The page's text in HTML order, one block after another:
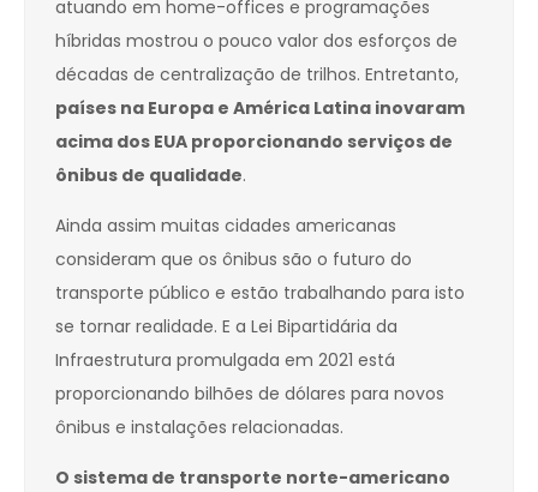
atuando em home-offices e programações
híbridas mostrou o pouco valor dos esforços de
décadas de centralização de trilhos. Entretanto,
países na Europa e América Latina inovaram
acima dos EUA proporcionando serviços de
ônibus de qualidade.
Ainda assim muitas cidades americanas
consideram que os ônibus são o futuro do
transporte público e estão trabalhando para isto
se tornar realidade. E a Lei Bipartidária da
Infraestrutura promulgada em 2021 está
proporcionando bilhões de dólares para novos
ônibus e instalações relacionadas.
O sistema de transporte norte-americano